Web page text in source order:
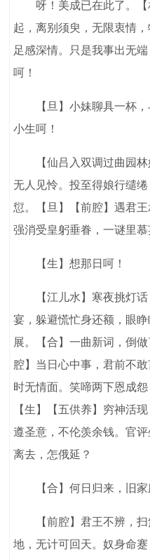
呀！美成已在此了。【
起，离别须臾，无限衷情
足感深情。只是我事出无
呵！
【旦】小妹聊具一杯，
小生呵！
【仙吕入双调过曲园林
无人见怜。投至得娘行缱
愆。【旦】【前腔】遇君
强消受皇躬垂眷，一谜里
【生】想那日呵！
【江儿水】寒夜挑灯话
宴，躲避慌忙身还额，眼
展。【合】一曲新词，倒
腔】当日心中事，君前不
时无情面。笑啼两下恩成
【生】【五供养】穷神活
遵圣意，不伦羡余钱。官
离去，怎俄延？
【合】何日归来，旧家
【前腔】君王不辨，扫
地，无计可回天。奴身命